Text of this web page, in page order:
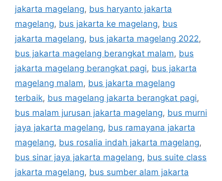
jakarta magelang, bus haryanto jakarta
magelang, bus jakarta ke magelang, bus
jakarta magelang, bus jakarta magelang 2022,
bus jakarta magelang berangkat malam, bus
jakarta magelang berangkat pagi, bus jakarta
magelang malam, bus jakarta magelang
terbaik, bus magelang jakarta berangkat pagi,
bus malam jurusan jakarta magelang, bus murni
jaya jakarta magelang, bus ramayana jakarta
magelang, bus rosalia indah jakarta magelang,
bus sinar jaya jakarta magelang, bus suite class
jakarta magelang, bus sumber alam jakarta